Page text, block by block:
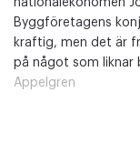
Byggföretagens
kraftig, men det är
på något som liknar
Appelgren